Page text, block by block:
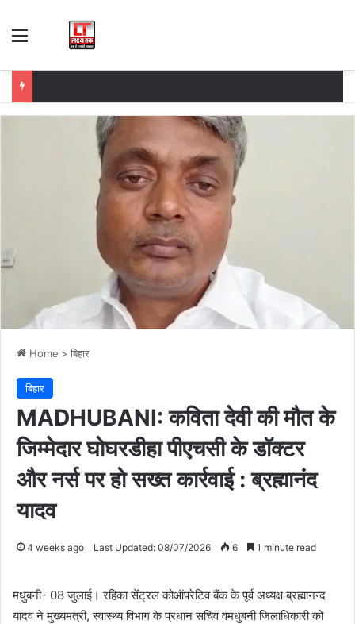
Menu
Home > बिहार
बिहार
MADHUBANI: कविता देवी की मौत के
जिम्मेदार घोघरडीहा पीएचसी के डॉक्टर
और नर्स पर हो सख्त कार्रवाई : ब्रह्मानंद
यादव
4 weeks ago Last Updated: 08/07/2026 6 1 minute read
मधुबनी- 08 जुलाई। रहिका सेंट्रल कोऑपरेटिव बैंक के पूर्व अध्यक्ष ब्रह्मानन्द
यादव ने मुख्यमंत्री, स्वास्थ्य विभाग के प्रधान सचिव वमधुबनी जिलाधिकारी को